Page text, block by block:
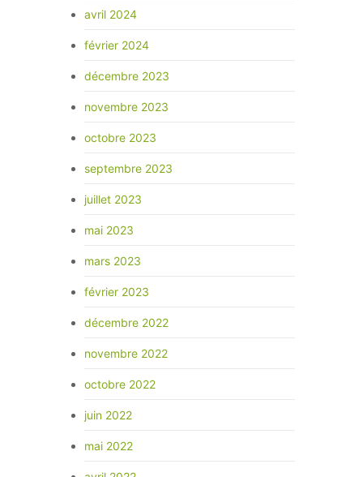
avril 2024
février 2024
décembre 2023
novembre 2023
octobre 2023
septembre 2023
juillet 2023
mai 2023
mars 2023
février 2023
décembre 2022
novembre 2022
octobre 2022
juin 2022
mai 2022